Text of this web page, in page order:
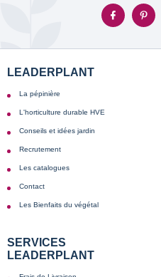
LEADERPLANT
La pépinière
L'horticulture durable HVE
Conseils et idées jardin
Recrutement
Les catalogues
Contact
Les Bienfaits du végétal
SERVICES
LEADERPLANT